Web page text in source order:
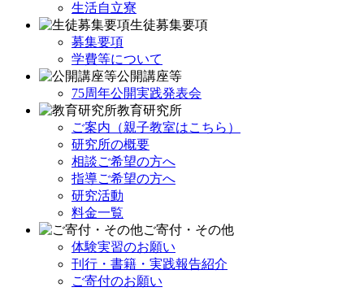
生活自立寮
生徒募集要項
募集要項
学費等について
公開講座等
75周年公開実践発表会
教育研究所
ご案内（親子教室はこちら）
研究所の概要
相談ご希望の方へ
指導ご希望の方へ
研究活動
料金一覧
ご寄付・その他
体験実習のお願い
刊行・書籍・実践報告紹介
ご寄付のお願い